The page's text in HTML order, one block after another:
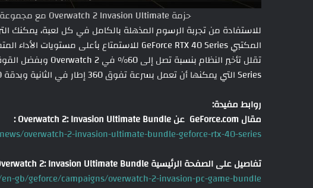
حزمة Overwatch 2 Invasion Ultimate مع مجموعة مختارة من GeForce RTX 40 Series
للاستفادة من تجربة الرسوم المذهلة بالكامل في كل لعبة، يمكنك
Series التي يمكنها أن تعمل بسرعة تفوق 360 إطار في الثانية وبدقة 1440 بيكسل.
روابط مفيدة:
مقال GeForce.com عن Overwatch 2: Invasion Ultimate Bundle :
overwatch-2-invasion-ultimate-bundle-geforce-rtx-40-series
تفاصيل على الصفحة الرئيسية Overwatch 2: Invasion Ultimate Bundle :
gb/geforce/campaigns/overwatch-2-invasion-pc-game-bundle/